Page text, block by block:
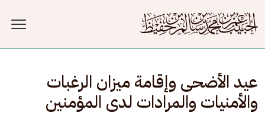
عيد الأضحى وإقامة ميزان الرغبات
والأمنيات والمرادات لدى المؤمنين